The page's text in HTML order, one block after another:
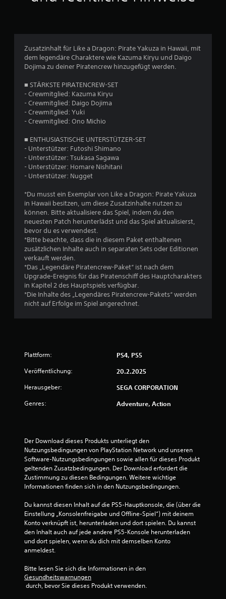
i
c
h
t
u
g
:
4
S
r
n
Zusatzinhalt für Like a Dragon: Pirate Yakuza in Hawaii, mit
dem legendäre Charaktere wie Kazuma Kiryu und Daigo
Dojima zu deiner Piratencrew hinzugefügt werden.
■ STÄRKSTE PIRATENCREW-SET
- Crewmitglied: Kazuma Kiryu
- Crewmitglied: Daigo Dojima
- Crewmitglied: Yuki
- Crewmitglied: Ono Michio
■ ENTHUSIASTISCHE UNTERSTÜTZER-SET
- Unterstützer: Futoshi Shimano
- Unterstützer: Tsukasa Sagawa
- Unterstützer: Homare Nishitani
- Unterstützer: Nugget
*Du musst ein Exemplar von Like a Dragon: Pirate Yakuza
in Hawaii besitzen, um diese Zusatzinhalte nutzen zu
können. Bitte aktualisiere das Spiel, indem du den
neuesten Patch herunterlädst und das Spiel aktualisierst,
bevor du es verwendest.
*Bitte beachte, dass die in diesem Paket enthaltenen
zusätzlichen Inhalte auch in separaten Sets oder Editionen
verkauft werden.
*Das „Legendäre Piratencrew-Paket“ ist nach dem
Upgrade-Ereignis für das Piratenschiff des Hauptcharakters
in Kapitel 2 des Hauptspiels verfügbar.
*Die Inhalte des „Legendäres Piratencrew-Pakets“ werden
nicht auf Erfolge im Spiel angerechnet.
Plattform: PS4, PS5
Veröffentlichung: 20.2.2025
Herausgeber: SEGA CORPORATION
Genres: Adventure, Action
Der Download dieses Produkts unterliegt den
Nutzungsbedingungen von PlayStation Network und unseren
Software-Nutzungsbedingungen sowie allen für dieses Produkt
geltenden Zusatzbedingungen. Der Download erfordert die
Zustimmung zu diesen Bedingungen. Weitere wichtige
Informationen finden sich in den Nutzungsbedingungen.
Du kannst diesen Inhalt auf die PS5-Hauptkonsole, die (über die
Einstellung „Konsolenfreigabe und Offline-Spiel“) mit deinem
Konto verknüpft ist, herunterladen und dort spielen. Du kannst
den Inhalt auch auf jede andere PS5-Konsole herunterladen
und dort spielen, wenn du dich mit demselben Konto
anmeldest.
Bitte lesen Sie sich die Informationen in den
Gesundheitswarnungen
durch, bevor Sie dieses Produkt verwenden.